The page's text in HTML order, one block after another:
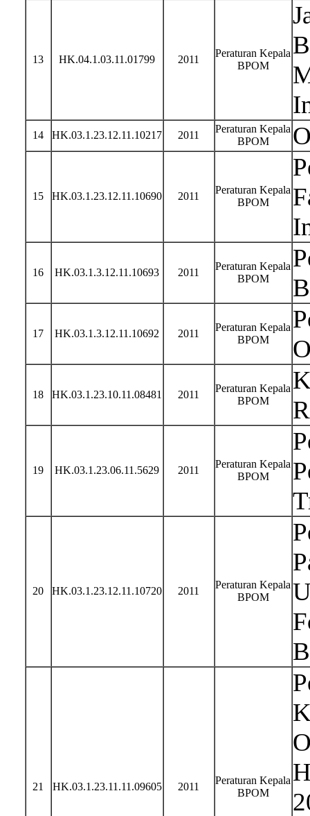
13 HK.04.1.03.11.01799 2011
Peraturan Kepala
BPOM
14 HK.03.1.23.12.11.10217 2011
Peraturan Kepala
BPOM
15 HK.03.1.23.12.11.10690 2011
Peraturan Kepala
BPOM
16 HK.03.1.3.12.11.10693 2011
Peraturan Kepala
BPOM
17 HK.03.1.3.12.11.10692 2011
Peraturan Kepala
BPOM
18 HK.03.1.23.10.11.08481 2011
Peraturan Kepala
BPOM
19 HK.03.1.23.06.11.5629 2011
Peraturan Kepala
BPOM
20 HK.03.1.23.12.11.10720 2011
Peraturan Kepala
BPOM
21 HK.03.1.23.11.11.09605 2011
Peraturan Kepala
BPOM